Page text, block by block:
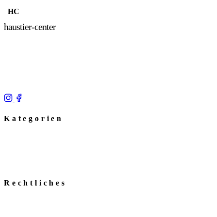
HC
haustier-center
Kategorien
Rechtliches